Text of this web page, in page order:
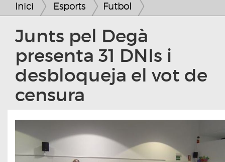
Inici Esports Futbol
Junts pel Degà
presenta 31 DNIs i
desbloqueja el vot de
censura